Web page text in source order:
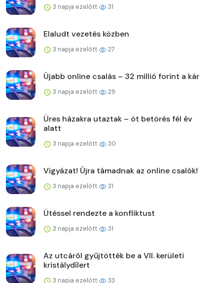
3 napja ezelőtt 31
Elaludt vezetés közben
3 napja ezelőtt 27
Újabb online csalás – 32 millió forint a kár
3 napja ezelőtt 29
Üres házakra utaztak – öt betörés fél év
alatt
3 napja ezelőtt 30
Vigyázat! Újra támadnak az online csalók!
3 napja ezelőtt 31
Ütéssel rendezte a konfliktust
3 napja ezelőtt 31
Az utcáról gyűjtötték be a VII. kerületi
kristálydílert
3 napja ezelőtt 33